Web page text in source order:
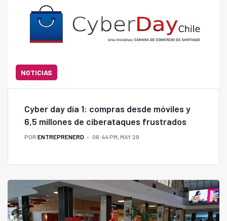
NOTICIAS
Cyber day día 1: compras desde móviles y
6,5 millones de ciberataques frustrados
POR ENTREPRENERD 06:44 PM, MAY 29